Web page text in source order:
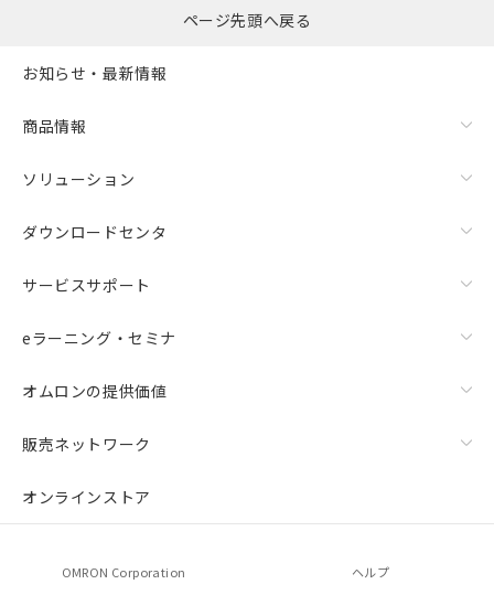
ページ先頭へ戻る
お知らせ・最新情報
商品情報
ソリューション
ダウンロードセンタ
サービスサポート
eラーニング・セミナ
オムロンの提供価値
販売ネットワーク
オンラインストア
OMRON Corporation ヘルプ